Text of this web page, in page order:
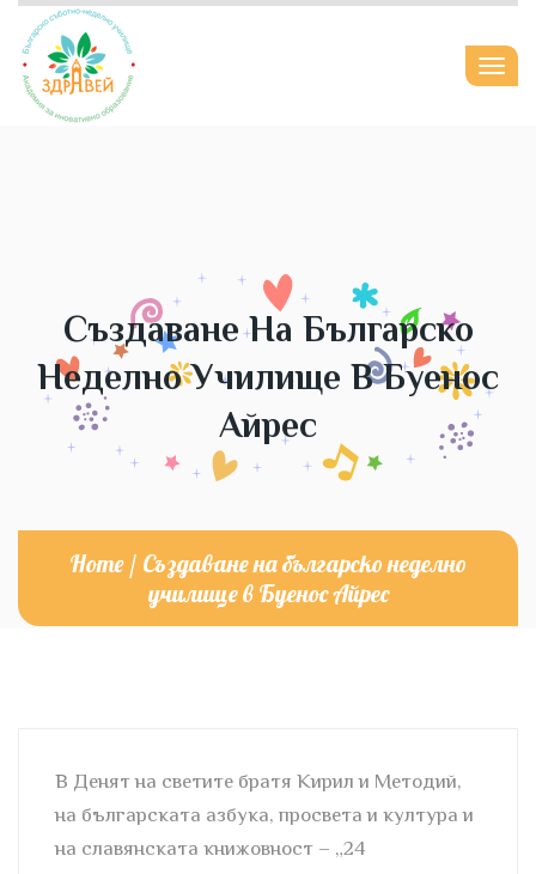
Създаване На Българско
Неделно Училище В Буенос
Айрес
Home / Създаване на българско неделно
училище в Буенос Айрес
В Денят на светите братя Кирил и Методий,
на българската азбука, просвета и култура и
на славянската книжовност – „24